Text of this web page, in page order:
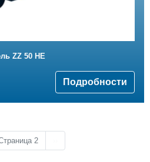
ZZ 50 HE
Подробности
страница
2